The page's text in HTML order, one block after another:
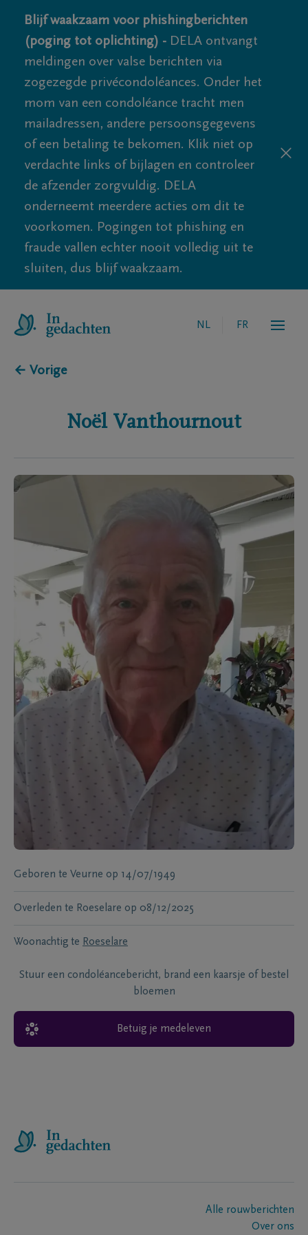
Blijf waakzaam voor phishingberichten
(poging tot oplichting) - DELA ontvangt
meldingen over valse berichten via
zogezegde privécondoléances. Onder het
mom van een condoléance tracht men
mailadressen, andere persoonsgegevens
of een betaling te bekomen. Klik niet op
verdachte links of bijlagen en controleer
de afzender zorgvuldig. DELA
onderneemt meerdere acties om dit te
voorkomen. Pogingen tot phishing en
fraude vallen echter nooit volledig uit te
sluiten, dus blijf waakzaam.
NL FR
← Vorige
Noël Vanthournout
Geboren te Veurne op 14/07/1949
Overleden te Roeselare op 08/12/2025
Woonachtig te Roeselare
Stuur een condoléancebericht, brand een kaarsje of bestel
bloemen
Betuig je medeleven
Alle rouwberichten
Over ons